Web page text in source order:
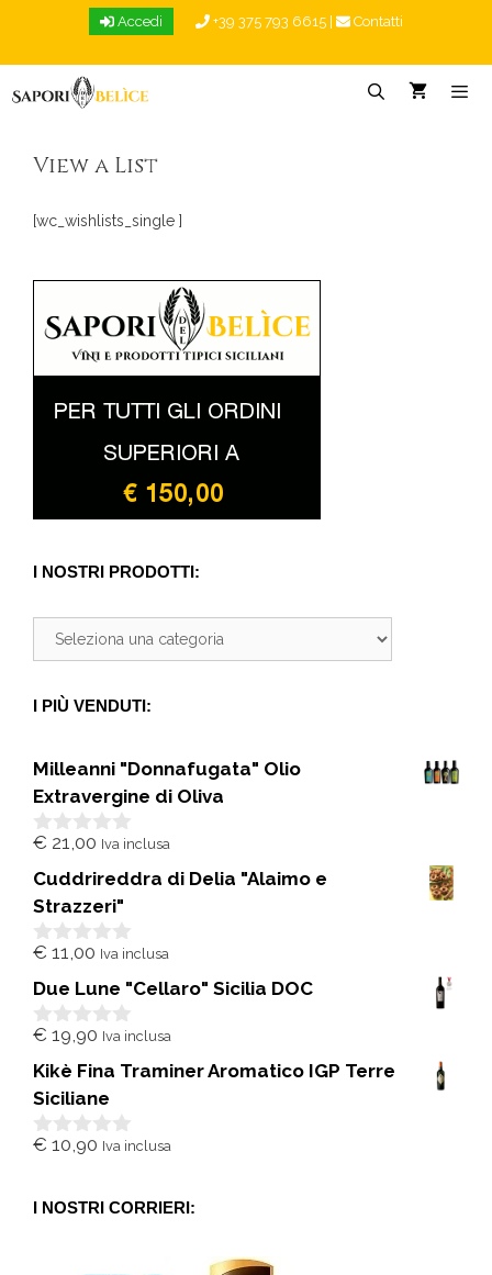
Accedi +39 375 793 6615 Contatti
View a List
[wc_wishlists_single ]
I NOSTRI PRODOTTI:
I PIÙ VENDUTI:
Milleanni "Donnafugata" Olio
Extravergine di Oliva
0
u
5
€ 21,00 Iva inclusa
Cuddrireddra di Delia "Alaimo e
Strazzeri"
0
u
5
€ 11,00 Iva inclusa
Due Lune "Cellaro" Sicilia DOC
0
u
5
€ 19,90 Iva inclusa
Kikè Fina Traminer Aromatico IGP Terre
Siciliane
0
5
€ 10,90 Iva inclusa
I NOSTRI CORRIERI: